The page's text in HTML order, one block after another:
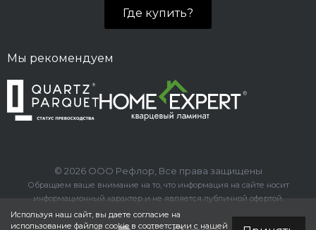
Где купить?
Мы рекомендуем
© 2026 ООО Рефлор, Все права защищены
Обращаем ваше внимание на то, что информация на сайте носит
информационный характер и не является публичной офертой.
Используя наш сайт, вы даете согласие на
использование файлов cookie в соответствии с нашей